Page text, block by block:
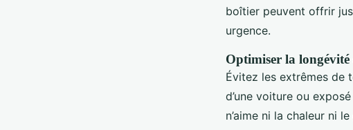
boîtier peuvent offrir
urgence.
Optimiser la longévité
Évitez les extrêmes de
d’une voiture ou
n’aime ni la chaleur ni